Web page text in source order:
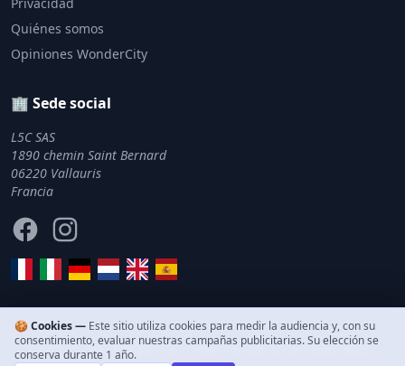
Quiénes somos
Opiniones WonderCity
🏢 Sede social
L5C SAS
1890 chemin Saint Bernard
06220 Vallauris
Francia
FacebookInstagram
© 2011–2026 WonderCity. Todos los derechos reservados.
🍪 Cookies — Este sitio utiliza cookies para medir la audiencia y, con su
consentimiento, evaluar nuestras campañas publicitarias. Su elección se
conserva durante 1 año.